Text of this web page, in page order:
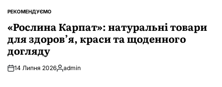
ОПУБЛІКУВАТИ
РЕКОМЕНДУЄМО
«Рослина Карпат»: натуральні товари
для здоров’я, краси та щоденного
догляду
14 Липня 2026Опубліковано
admin